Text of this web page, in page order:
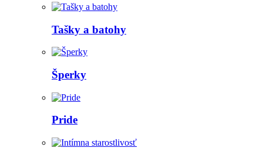
Tašky a batohy
Šperky
Pride